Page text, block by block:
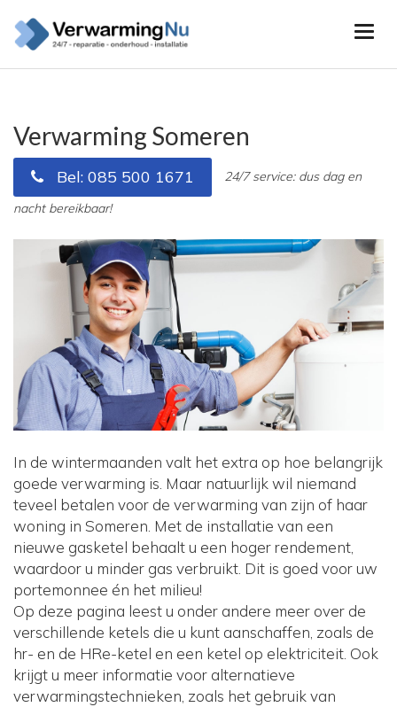
Verwarming Someren
Bel: 085 500 1671
24/7 service: dus dag en
nacht bereikbaar!
In de wintermaanden valt het extra op hoe belangrijk
goede verwarming is. Maar natuurlijk wil niemand
teveel betalen voor de verwarming van zijn of haar
woning in Someren. Met de installatie van een
nieuwe gasketel behaalt u een hoger rendement,
waardoor u minder gas verbruikt. Dit is goed voor uw
portemonnee én het milieu!
Op deze pagina leest u onder andere meer over de
verschillende ketels die u kunt aanschaffen, zoals de
hr- en de HRe-ketel en een ketel op elektriciteit. Ook
krijgt u meer informatie voor alternatieve
verwarmingstechnieken, zoals het gebruik van